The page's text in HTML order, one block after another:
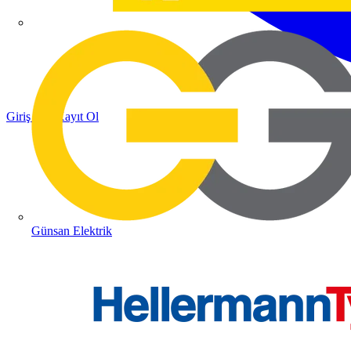
Günsan Elektrik
Giriş Yap Kayıt Ol